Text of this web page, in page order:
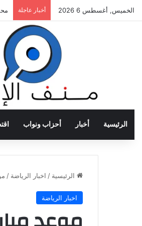
الخميس, أغسطس 6 2026 أخبار عاجلة
الرئيسية أخبار أحزاب ونواب
الرئيسية / اخبار الرياضة /
اخبار الرياضة